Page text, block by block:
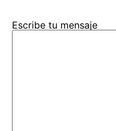
Escribe tu mensaje